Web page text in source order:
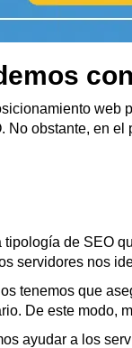
web
No obstante, en
tipología de SEO
servidores nos
tenemos que
De este modo,
ayudar a los